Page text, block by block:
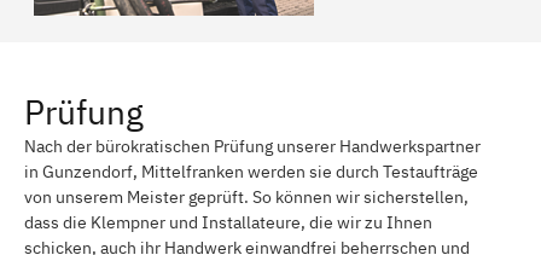
Prüfung
Nach der bürokratischen Prüfung unserer Handwerkspartner
in Gunzendorf, Mittelfranken werden sie durch Testaufträge
von unserem Meister geprüft. So können wir sicherstellen,
dass die Klempner und Installateure, die wir zu Ihnen
schicken, auch ihr Handwerk einwandfrei beherrschen und